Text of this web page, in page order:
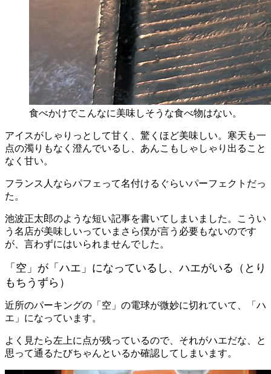
食べかけでこんなに美味しそうな食べ物はない。
アイスがしゃりっとして甘く、驚くほど美味しい。寒天も一
点の濁りもなく澄んでいるし、あんこもしゃしゃり出ること
なく甘い。
フランス人ならパフェって名付けるぐらいパーフェクトだっ
た。
池波正太郎のような短い記事を書いてしまいました。こうい
う名店が美味しいっていまさら僕が言う必要もないのです
が、言わずにはいられませんでした。
「空」が「ハエ」になっているし、ハエがいる（とり
もちうずら）
近所のパーキングの「空」の電球が微妙に切れていて、「ハ
エ」になっています。
よく見たら左上に点が残っているので、それがハエだな、と
思って通るたびちゃんといるか確認してしまいます。